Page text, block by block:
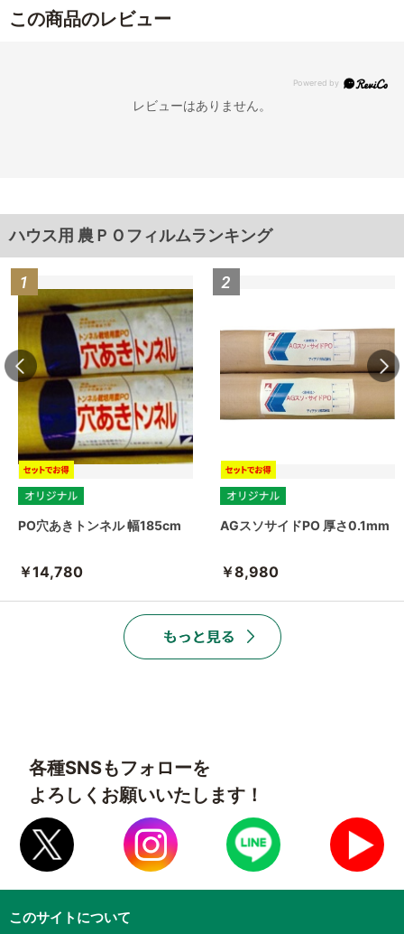
この商品のレビュー
レビューはありません。
ハウス用 農ＰＯフィルムランキング
PO穴あきトンネル 幅185cm
￥14,780
AGスソサイドPO 厚さ0.1mm
￥8,980
各種SNSもフォローを
よろしくお願いいたします！
このサイトについて